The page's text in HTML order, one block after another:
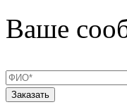
Ваше